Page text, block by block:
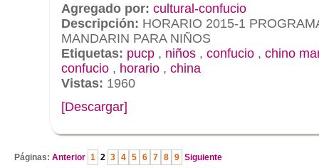
Agregado por: cultural-confucio
Descripción: HORARIO 2015-1
MANDARIN PARA NIÑOS
Etiquetas: pucp , niños , confucio , chino
confucio , horario , china
Vistas: 1960
[Descargar]
Páginas: Anterior 1 2 3 4 5 6 7 8 9 Siguiente